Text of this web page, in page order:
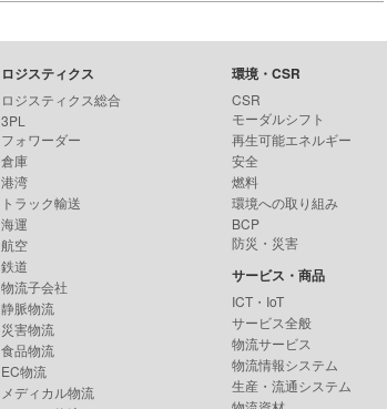
ロジスティクス
ロジスティクス総合
3PL
フォワーダー
倉庫
港湾
トラック輸送
海運
航空
鉄道
物流子会社
静脈物流
災害物流
食品物流
EC物流
メディカル物流
環境・CSR
CSR
モーダルシフト
再生可能エネルギー
安全
燃料
環境への取り組み
BCP
防災・災害
サービス・商品
ICT・IoT
サービス全般
物流サービス
物流情報システム
生産・流通システム